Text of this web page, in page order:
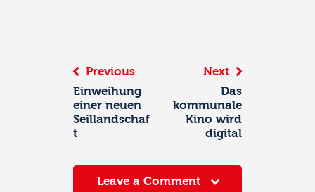
Previous
Einweihung
einer neuen
Seillandschaf
t
Next
Das
kommunale
Kino wird
digital
Leave a Comment